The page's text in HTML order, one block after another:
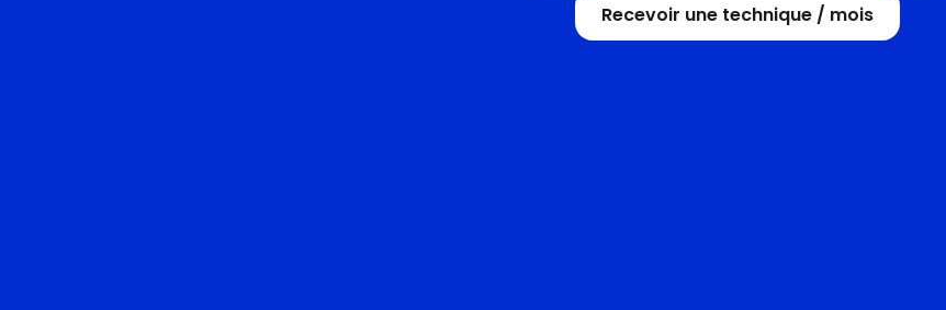
Recevoir une technique / mois